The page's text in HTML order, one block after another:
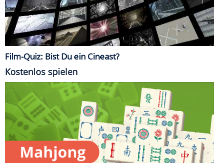
Film-Quiz: Bist Du ein Cineast?
Kostenlos spielen